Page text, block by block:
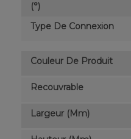
(°)
Type De Connexion
Couleur De Produit
Recouvrable
Largeur (mm)